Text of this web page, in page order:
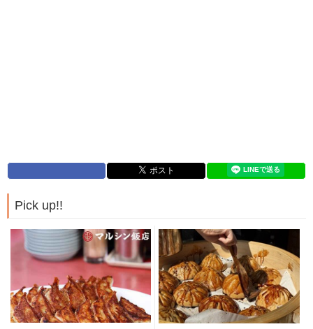
Pick up!!